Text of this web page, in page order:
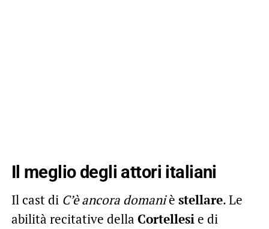
Il meglio degli attori italiani
Il cast di C’è ancora domaniè stellare. Le
abilità recitative della Cortellesie di